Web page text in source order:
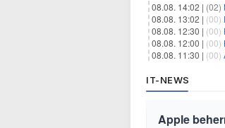
08.08. 14:02 | (02)
08.08. 13:02 | (00)
08.08. 12:30 | (00)
08.08. 12:00 | (00)
08.08. 11:30 | (00)
IT-NEWS
Apple